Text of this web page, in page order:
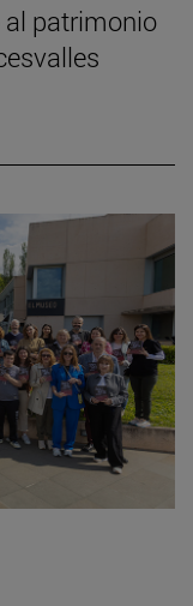
al patrimonio